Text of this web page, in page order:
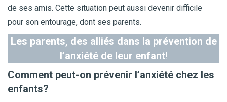
de ses amis. Cette situation peut aussi devenir difficile
pour son entourage, dont ses parents.
Les parents, des alliés dans la prévention de
l’anxiété de leur enfant!
Comment peut-on prévenir l’anxiété chez les
enfants?